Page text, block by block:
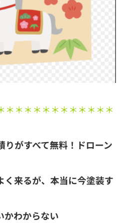
＊＊＊＊＊＊＊＊＊＊＊＊
りがすべて無料！ドローン
く来るが、本当に今塗装す
かわからない